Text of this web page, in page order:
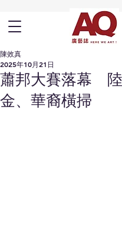
蕭邦大賽落幕
金、華裔橫掃
陳效真
2025年10月21日